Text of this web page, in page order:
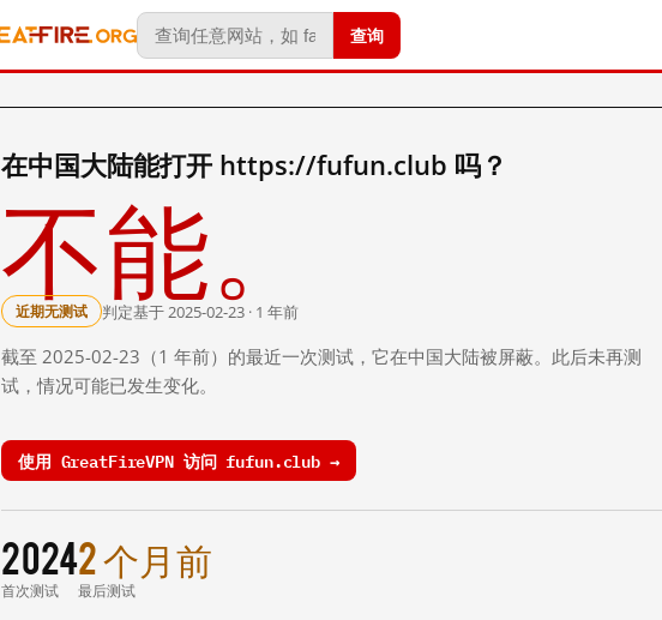
查询
在中国大陆能打开 https://fufun.club 吗？
不能。
近期无测试 判定基于 2025-02-23 · 1 年前
截至 2025-02-23（1 年前）的最近一次测试，它在中国大陆被屏蔽。此后未再测
试，情况可能已发生变化。
使用 GreatFireVPN 访问 fufun.club →
2024
首次测试
2 个月前
最后测试